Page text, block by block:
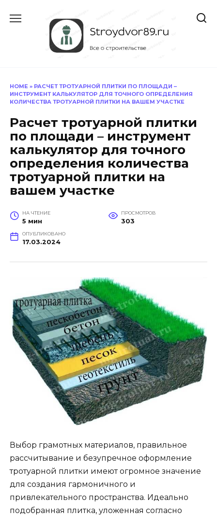
содержанию
HOME » РАСЧЕТ ТРОТУАРНОЙ ПЛИТКИ ПО ПЛОЩАДИ –
ИНСТРУМЕНТ КАЛЬКУЛЯТОР ДЛЯ ТОЧНОГО ОПРЕДЕЛЕНИЯ
КОЛИЧЕСТВА ТРОТУАРНОЙ ПЛИТКИ НА ВАШЕМ УЧАСТКЕ
Расчет тротуарной плитки
по площади – инструмент
калькулятор для точного
определения количества
тротуарной плитки на
вашем участке
НА ЧТЕНИЕ
5 мин
ПРОСМОТРОВ
303
ОПУБЛИКОВАНО
17.03.2024
Выбор грамотных материалов, правильное
рассчитывание и безупречное оформление
тротуарной плитки имеют огромное значение
для создания гармоничного и
привлекательного пространства. Идеально
подобранная плитка, уложенная согласно